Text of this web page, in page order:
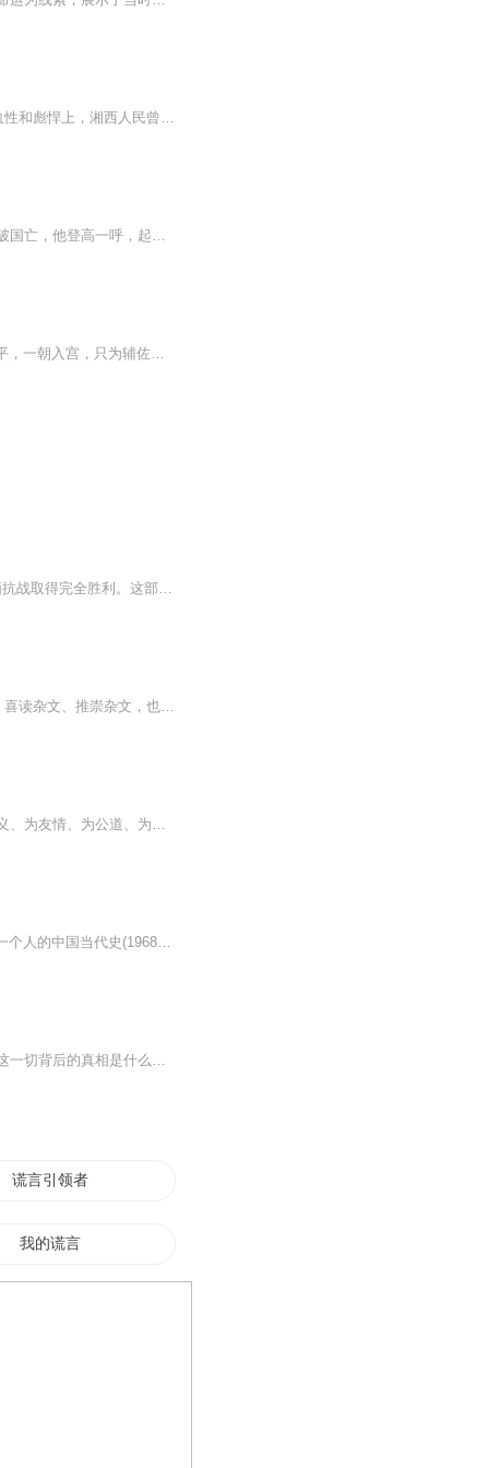
血色湘西没有花任何笔墨来描绘被大家所熟悉的“湘西土匪”，而是将着力点放在湘西人民的血性和彪悍上，湘西人民曾在很长的一段时间内，“以平时为民，战时为兵”的状态生活，具有强烈的地域特色。
一个少年，从军只为生计！随着军功不断，一步步升官，在大权在握之时，却山河破碎，城破国亡，他登高一呼，起兵抗敌，他要建立一个，属于自己的王朝！！！
【内容简介】 他，幼年登基，宫外兄长虎视眈眈，宫内亦无可信之人。 她，相貌平平，一朝入宫，只为辅佐皇帝成就大业。 一个21世纪普通文员，穿越成了太傅独女，一睁眼，成了入宫参选的秀女。 她帮他，他却不肯信她，她恋他，他却只为骗她。 她助他成就霸业，他却要灭她九族，寻其前因后果，原来仇恨早已深种。 “朱景彦，我若不死，必来找你报仇雪恨！” “苏暮秋，你就算是死，也别想离开朕！” 【作者/主播简介】 作者：从汐，黑岩签约作者，代表作有《血色凤冠》《皇家贵媳》等。 主播：绘制蓝心，知名播音员，其主播的作品主要有《人性的弱点大全集》《女推拿师》《20岁做黛玉，30岁学宝钗》等。 疯人疯语，知名播音员，其主播作品主要是《我和女鬼有个约会》《血色凤冠》 等。 【购买须知】 1.本作品为付费有声书，前7集为免费试听，购买成功后，即可收听。每天更2集，共计78集。 2.版权归原作者所有，严禁翻录成任何形式，严禁在任何第三方平台传播，违者将追究其法律责任。 3.如在充值/购买环节遇到问题，可以通过页面右上方按钮，分享至微信内使用微信支付完成购买。 4.在购买过程中，如果你有任何问题，可以在微信搜索公众号【bestxmly】或搜索【喜马拉雅付费精品】来随时咨询问题，也可以拨打客服电话：0514-82395811。
1943年，中国远征军反攻缅北；1944年，中国远征军反攻滇西；1945年初，中国远征军滇缅抗战取得完全胜利。这部专辑，从亲历者的角度，以情景再现的视角和大家追溯那段悲壮的历史，追溯有关远征将士跃马扬鞭出国门，和侵略者决一死战的故事。
杂文应该怎样写，或者怎样写才能写好杂文，于我而言，当不属“业内之功”。但我挚爱杂文、喜读杂文、推崇杂文，也写过一些杂文类的东西。如今，我们要尽力做到的，是为广大杂文作者在行进的路上捡去磕磕绊绊的石块、杂物，趟平路上的凹凹凸凸，尽其所能地...
有阴阳眼异能的美丽女孩林夕，穿梭阴阳两界，与人、与鬼、与魔为敌、为友，却始终为正义、为友情、为公道、为和平而战，让人心疼、让人尊敬、让人感激……
除了真实还是真实! 老鬼将自己的幼稚、狂热、粗野、丑陋全都赤裸裸地展示在世人面前。 一个人的中国当代史(1968～1976) 知青一代的悲惨遭遇 疯狂岁月的畸形人格 知青文学里程碑式的长篇巨著 没有纯情，只有性苦闷；没有英雄，只有苟活者！
这是尘封已久的扑朔迷离的案子，一环扣一环的连环杀人案。还有那染血的双鱼玉佩，到底这一切背后的真相是什么？ 火线追凶的旅途从一具诡异的女尸说起......播讲人：云霄白兔QQ841108867 后期制作；千城倾卿QQ731748892
谎言引领者
我的谎言